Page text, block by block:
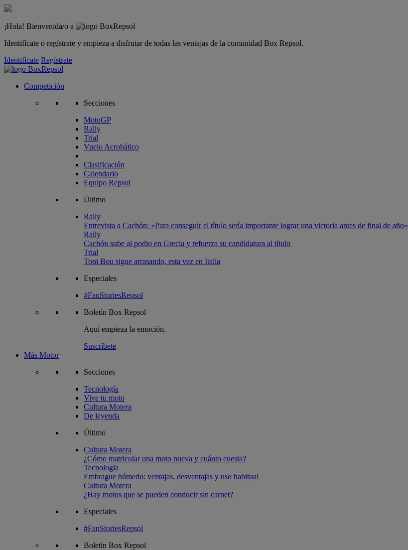
¡Hola! Bienvenida/o a
Identifícate o regístrate y empieza a disfrutar de todas las ventajas de la comunidad Box Repsol.
Identifícate Regístrate
Competición
Secciones
MotoGP
Rally
Trial
Vuelo Acrobático
Clasificación
Calendario
Equipo Repsol
Último
Rally
Entrevista a Cachón: «Para conseguir el título sería importante lograr una victoria antes de final de año»
Rally
Cachón sube al podio en Grecia y refuerza su candidatura al título
Trial
Toni Bou sigue arrasando, esta vez en Italia
Especiales
#FanStoriesRepsol
Boletín Box Repsol
Aquí empieza la emoción.
Suscríbete
Más Motor
Secciones
Tecnología
Vive tu moto
Cultura Motera
De leyenda
Último
Cultura Motera
¿Cómo matricular una moto nueva y cuánto cuesta?
Tecnologia
Embrague húmedo: ventajas, desventajas y uso habitual
Cultura Motera
¿Hay motos que se pueden conducir sin carnet?
Especiales
#FanStoriesRepsol
Boletín Box Repsol